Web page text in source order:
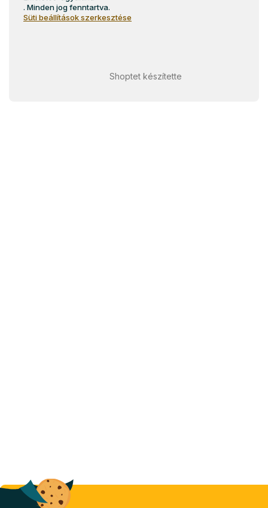
Shoptet készítette
. Minden jog fenntartva.
Süti beállítások szerkesztése